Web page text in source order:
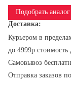
Подобрать аналог
Доставка:
Курьером в
до 4999р стоимость
Самовывоз
Отправка заказов